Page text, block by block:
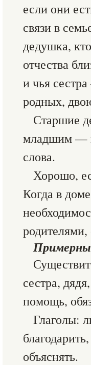
если они
связи в
дедушка,
отчества
и чья
родных,
Старшие
младшим —
слова.
Хорошо,
Когда в
сестра,
помощь,
Глаголы:
объяснять.